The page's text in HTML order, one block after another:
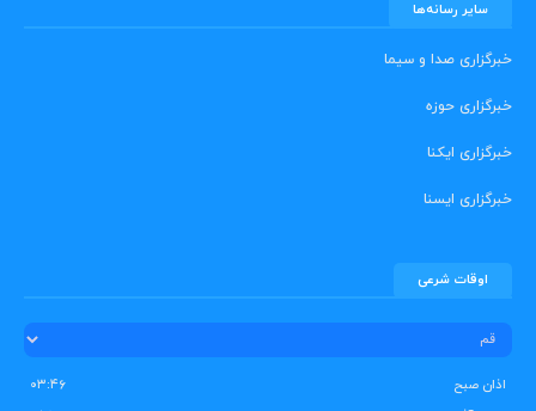
سایر رسانه‌ها
خبرگزاری صدا و سیما
خبرگزاری حوزه
خبرگزاری ایکنا
خبرگزاری ایسنا
اوقات شرعی
اذان صبح
۰۳:۴۶